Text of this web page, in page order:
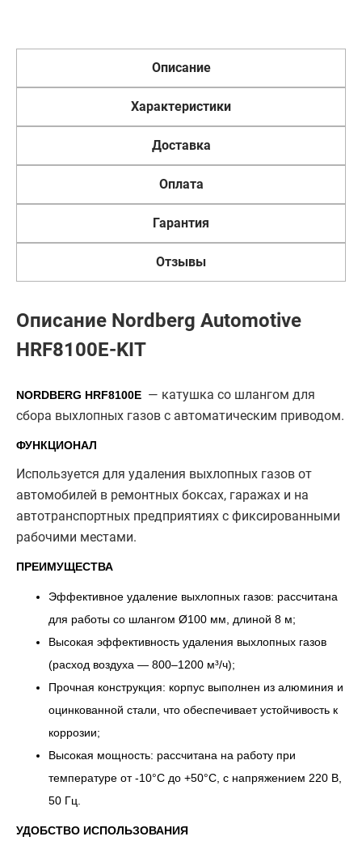
Описание
Характеристики
Доставка
Оплата
Гарантия
Отзывы
Описание Nordberg Automotive
HRF8100E-KIT
NORDBERG HRF8100E — катушка со шлангом для
сбора выхлопных газов с автоматическим приводом.
ФУНКЦИОНАЛ
Используется для удаления выхлопных газов от
автомобилей в ремонтных боксах, гаражах и на
автотранспортных предприятиях с фиксированными
рабочими местами.
ПРЕИМУЩЕСТВА
Эффективное удаление выхлопных газов: рассчитана
для работы со шлангом Ø100 мм, длиной 8 м;
Высокая эффективность удаления выхлопных газов
(расход воздуха — 800–1200 м³/ч);
Прочная конструкция: корпус выполнен из алюминия и
оцинкованной стали, что обеспечивает устойчивость к
коррозии;
Высокая мощность: рассчитана на работу при
температуре от -10°С до +50°С, с напряжением 220 В,
50 Гц.
УДОБСТВО ИСПОЛЬЗОВАНИЯ